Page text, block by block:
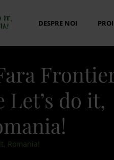
DESPRE NOI
Let’s do it,
Romania!